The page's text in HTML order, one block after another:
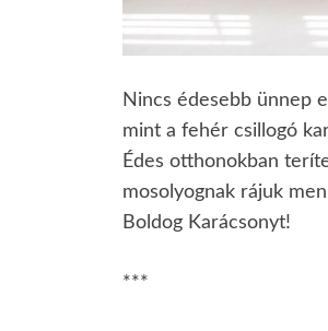
Nincs édesebb ünnep
mint a fehér csillogó
Édes otthonokban
mosolyognak rájuk
Boldog Karácsonyt!
***